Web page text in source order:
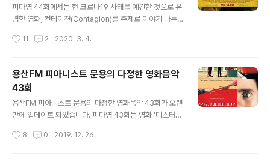
/ 기술: 문용 ◈영화 : 내 몸이 사라졌다 ( I Lost My Bod
y, 2019) - ◇ 한줄거리 : 내 손이 나를 찾아� www.po
23495602 20..
피다영 44회에서는 현 코로나19 사태를 예견한 것으로 유
명한 영화, 컨테이젼(Contagion)를 주제로 이야기 나누
악 44회를 들어보시기 바랍니다. 댓글과 좋아요는 커다란
피아니스트 문용의 다정한 영화음악 44회 - 컨테이젼 [용
산FM] 피아니스트 문용의 다정한 영화음악 44회 - 컨테
이젼 [용산FM] * 진행: 문용 / 게스트: 만게TAra / 기술:
문용 피다영 44회에서는 현 코로나19 사태를 예견한 것으
로 유명한 영화, 컨테이젼(Contagion)를 � www.podt
4?e=23410298 용산F..
11 2 2020. 3. 4.
용산FM 피아니스트 문용의 다정한 영화음악
43회
용산FM 피아니스트 문용의 다정한 영화음악 43회가 오랜
만에 업데이트 되었습니다. 피다영 43회는 영화 '미스터
다. 그럼 용산FM 피아니스트 문용의 다정한 영화음악 43
8 0 2019. 12. 26.